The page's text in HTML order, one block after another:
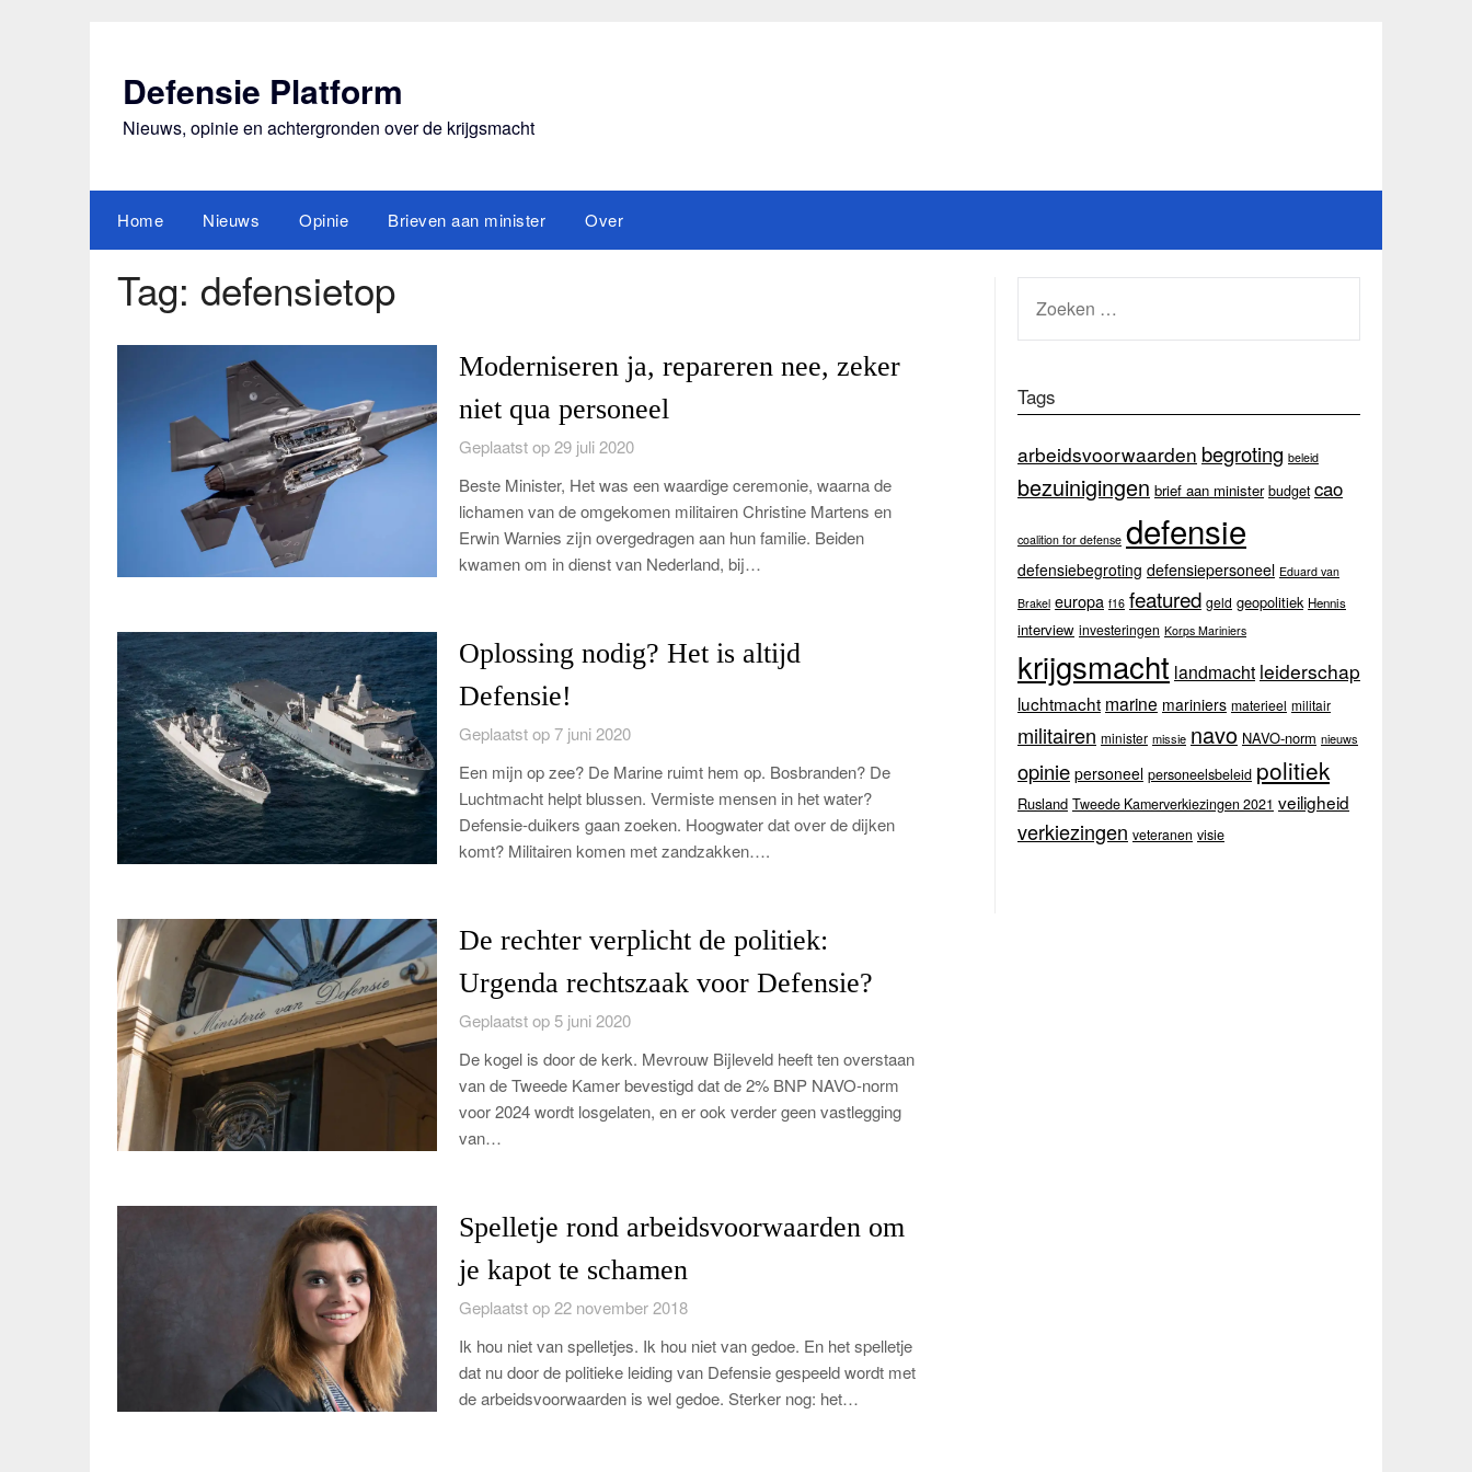
Defensie Platform
Nieuws, opinie en achtergronden over de krijgsmacht
Home Nieuws Opinie Brieven aan minister Over
Tag: defensietop
Moderniseren ja, repareren nee, zeker
niet qua personeel
Geplaatst op 29 juli 2020
Beste Minister, Het was een waardige ceremonie, waarna de
lichamen van de omgekomen militairen Christine Martens en
Erwin Warnies zijn overgedragen aan hun familie. Beiden
kwamen om in dienst van Nederland, bij…
Oplossing nodig? Het is altijd
Defensie!
Geplaatst op 7 juni 2020
Een mijn op zee? De Marine ruimt hem op. Bosbranden? De
Luchtmacht helpt blussen. Vermiste mensen in het water?
Defensie-duikers gaan zoeken. Hoogwater dat over de dijken
komt? Militairen komen met zandzakken….
De rechter verplicht de politiek:
Urgenda rechtszaak voor Defensie?
Geplaatst op 5 juni 2020
De kogel is door de kerk. Mevrouw Bijleveld heeft ten overstaan
van de Tweede Kamer bevestigd dat de 2% BNP NAVO-norm
voor 2024 wordt losgelaten, en er ook verder geen vastlegging
van…
Spelletje rond arbeidsvoorwaarden om
je kapot te schamen
Geplaatst op 22 november 2018
Ik hou niet van spelletjes. Ik hou niet van gedoe. En het spelletje
dat nu door de politieke leiding van Defensie gespeeld wordt met
de arbeidsvoorwaarden is wel gedoe. Sterker nog: het…
NAAR:
Tags
arbeidsvoorwaarden begroting beleid
bezuinigingen brief aan minister budget cao
coalition for defense defensie
defensiebegroting defensiepersoneel Eduard van
Brakel europa f16 featured geld geopolitiek Hennis
interview investeringen Korps Mariniers
krijgsmacht landmacht leiderschap
luchtmacht marine mariniers materieel militair
militairen minister missie navo NAVO-norm nieuws
opinie personeel personeelsbeleid politiek
Rusland Tweede Kamerverkiezingen 2021 veiligheid
verkiezingen veteranen visie